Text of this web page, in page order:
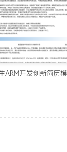
队编码风格，使得
核心开发，支撑产
项目储备关键技术
ARM开发创新简历